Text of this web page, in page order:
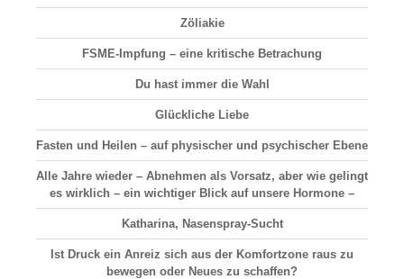
Zöliakie
FSME-Impfung – eine kritische Betrachung
Du hast immer die Wahl
Glückliche Liebe
Fasten und Heilen – auf physischer und psychischer Ebene
Alle Jahre wieder – Abnehmen als Vorsatz, aber wie gelingt
es wirklich – ein wichtiger Blick auf unsere Hormone –
Katharina, Nasenspray-Sucht
Ist Druck ein Anreiz sich aus der Komfortzone raus zu
bewegen oder Neues zu schaffen?